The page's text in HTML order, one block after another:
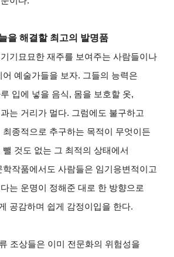
을 해결할 최고의 발명품
기묘묘한 재주를 보여주는 사람들이나
예술가들을 보자. 그들의 능력은
입에 넣을 음식, 몸을 보호할 옷,
는 거리가 멀다. 그럼에도 불구하고
종적으로 추구하는 목적이 무엇이든
것도 없는 그 최적의 상태에서
학작품에서도 사람들은 임기응변적이고
는 운명이 정해준 대로 한 방향으로
공감하며 쉽게 감정이입을 한다.
조상들은 이미 전문화의 위험성을